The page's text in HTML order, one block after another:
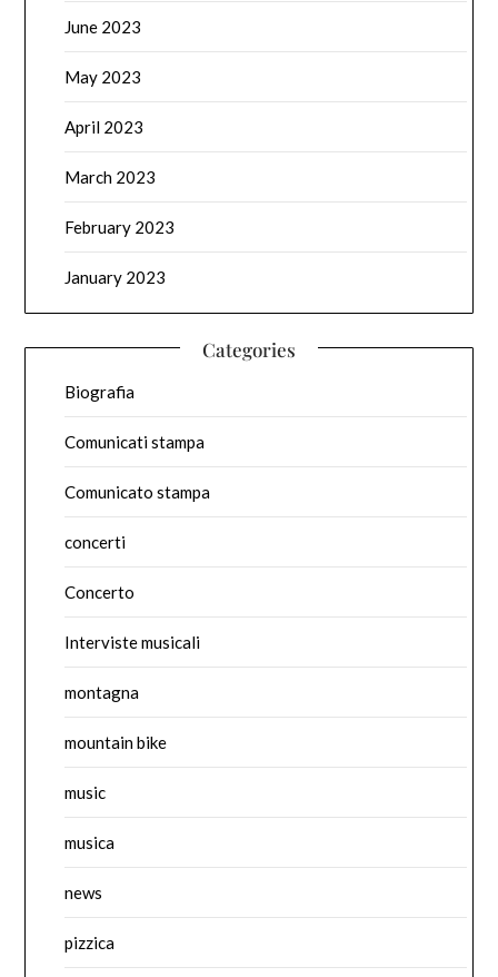
June 2023
May 2023
April 2023
March 2023
February 2023
January 2023
Categories
Biografia
Comunicati stampa
Comunicato stampa
concerti
Concerto
Interviste musicali
montagna
mountain bike
music
musica
news
pizzica